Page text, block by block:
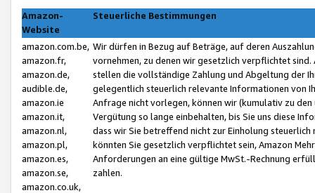
Amazon-
Website
Steuerliche Bestimmungen
amazon.com.be,
amazon.fr,
amazon.de,
audible.de,
amazon.ie
amazon.it,
amazon.nl,
amazon.pl,
amazon.es,
amazon.se,
amazon.co.uk,
Wir dürfen in Bezug auf Beträge, auf deren
vornehmen, zu denen wir gesetzlich verpflichtet
stellen die vollständige Zahlung und Abgeltung der
gelegentlich steuerlich relevante Informationen von
Anfrage nicht vorlegen, können wir (kumulativ zu
Vergütung so lange einbehalten, bis Sie uns diese
dass wir Sie betreffend nicht zur Einholung
könnten Sie gesetzlich verpflichtet sein, Amazon
Anforderungen an eine gültige MwSt.-Rechnung
zahlen.